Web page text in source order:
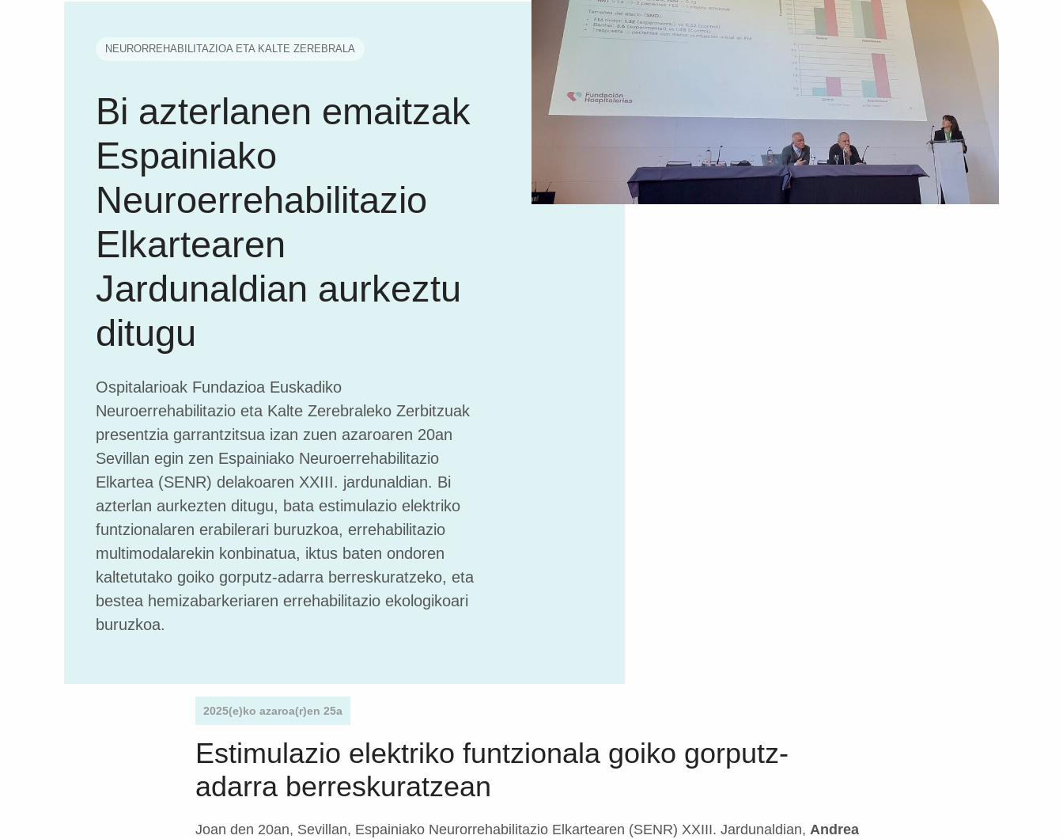
NEURORREHABILITAZIOA ETA KALTE ZEREBRALA
Bi azterlanen emaitzak
Espainiako
Neuroerrehabilitazio
Elkartearen
Jardunaldian aurkeztu
ditugu
Ospitalarioak Fundazioa Euskadiko
Neuroerrehabilitazio eta Kalte Zerebraleko Zerbitzuak
presentzia garrantzitsua izan zuen azaroaren 20an
Sevillan egin zen Espainiako Neuroerrehabilitazio
Elkartea (SENR) delakoaren XXIII. jardunaldian. Bi
azterlan aurkezten ditugu, bata estimulazio elektriko
funtzionalaren erabilerari buruzkoa, errehabilitazio
multimodalarekin konbinatua, iktus baten ondoren
kaltetutako goiko gorputz-adarra berreskuratzeko, eta
bestea hemizabarkeriaren errehabilitazio ekologikoari
buruzkoa.
2025(e)ko azaroa(r)en 25a
Estimulazio elektriko funtzionala goiko gorputz-
adarra berreskuratzean
Joan den 20an, Sevillan, Espainiako Neurorrehabilitazio Elkartearen (SENR) XXIII. Jardunaldian, Andrea